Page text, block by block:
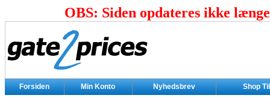
OBS: Siden opdateres ikke
Forsiden Min Konto Nyhedsbrev Shop